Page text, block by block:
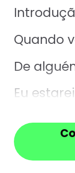
Quando
De
Eu